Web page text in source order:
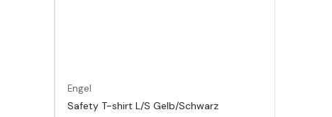
Engel
Safety T-shirt L/S Gelb/Schwarz